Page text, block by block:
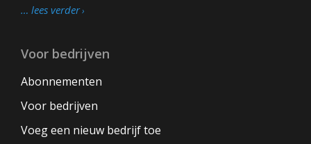
… lees verder
Voor bedrijven
Abonnementen
Voor bedrijven
Voeg een nieuw bedrijf toe